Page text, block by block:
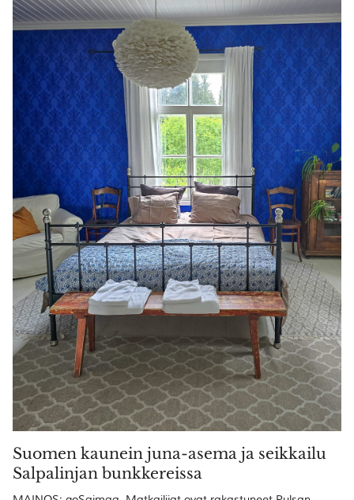
Suomen kaunein juna-asema ja seikkailu
Salpalinjan bunkkereissa